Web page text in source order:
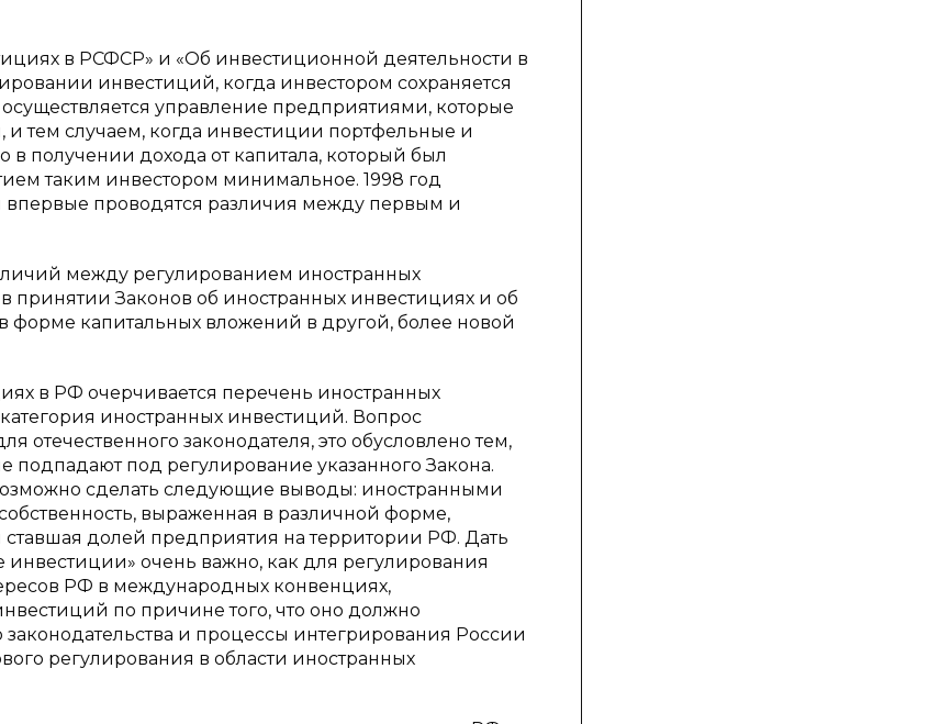
в РСФСР» и «Об инвестиционной деятельности в
инвестиций, когда инвестором сохраняется
управление предприятиями, которые
тем случаем, когда инвестиции портфельные и
в получении дохода от капитала, который был
таким инвестором минимальное. 1998 год
впервые проводятся различия между первым и
между регулированием иностранных
Законов об иностранных инвестициях и об
форме капитальных вложений в другой, более новой
в РФ очерчивается перечень иностранных
иностранных инвестиций. Вопрос
законодателя, это обусловлено тем,
подпадают под регулирование указанного Закона.
сделать следующие выводы: иностранными
выраженная в различной форме,
ставшая долей предприятия на территории РФ. Дать
очень важно, как для регулирования
РФ в международных конвенциях,
по причине того, что оно должно
и процессы интегрирования России
регулирования в области иностранных